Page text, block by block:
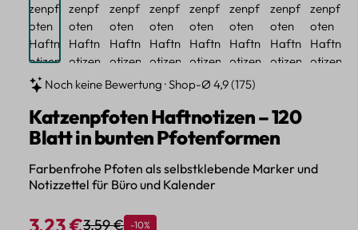
Noch keine Bewertung · Shop-Ø 4,9 (175)
Katzenpfoten Haftnotizen – 120
Blatt in bunten Pfotenformen
Farbenfrohe Pfoten als selbstklebende Marker und
Notizzettel für Büro und Kalender
3,59 € Rabatt
-10%